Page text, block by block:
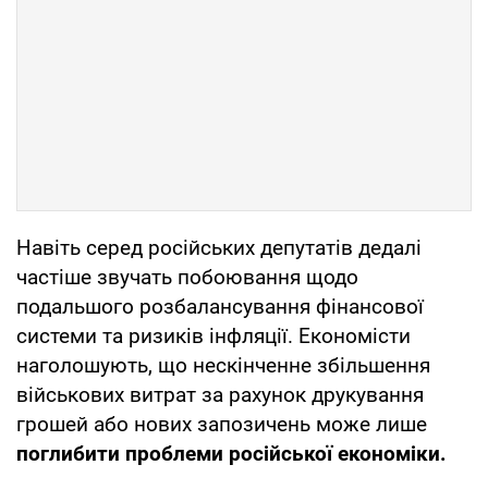
Навіть серед російських депутатів дедалі
частіше звучать побоювання щодо
подальшого розбалансування фінансової
системи та ризиків інфляції. Економісти
наголошують, що нескінченне збільшення
військових витрат за рахунок друкування
грошей або нових запозичень може лише
поглибити проблеми російської економіки.